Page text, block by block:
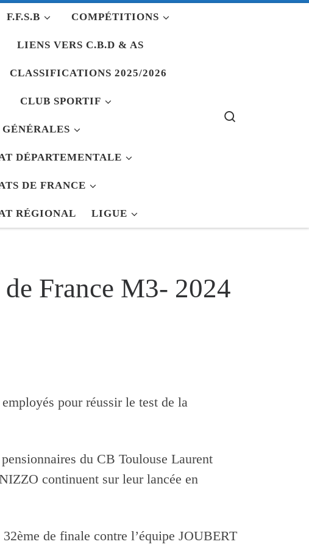
F.F.S.B COMPÉTITIONS
LIENS VERS C.B.D & AS
CLASSIFICATIONS 2025/2026
CLUB SPORTIF
DÉPARTEMENTALE
DE FRANCE
RÉGIONAL LIGUE
France M3- 2024
pour réussir le test de la
du CB Toulouse Laurent
continuent sur leur lancée en
de finale contre l’équipe JOUBERT